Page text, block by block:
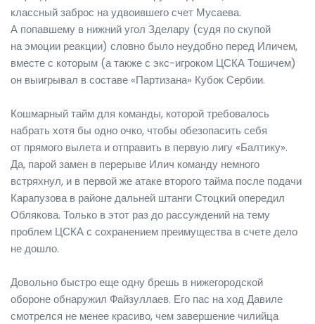
классный заброс на удвоившего счет Мусаева.
А попавшему в нижний угол Зделару (судя по скупой
на эмоции реакции) словно было неудобно перед Иличем,
вместе с которым (а также с экс-игроком ЦСКА Тошичем)
он выигрывал в составе «Партизана» Кубок Сербии.
Кошмарный тайм для команды, которой требовалось
набрать хотя бы одно очко, чтобы обезопасить себя
от прямого вылета и отправить в первую лигу «Балтику».
Да, парой замен в перерыве Илич команду немного
встряхнул, и в первой же атаке второго тайма после подачи
Карапузова в районе дальней штанги Стоцкий опередил
Облякова. Только в этот раз до рассуждений на тему
проблем ЦСКА с сохранением преимущества в счете дело
не дошло.
Довольно быстро еще одну брешь в нижегородской
обороне обнаружил Файзуллаев. Его пас на ход Давиле
смотрелся не менее красиво, чем завершение чилийца